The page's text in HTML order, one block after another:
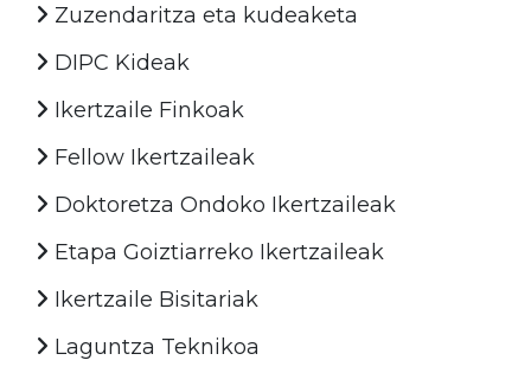
Zuzendaritza eta kudeaketa
DIPC Kideak
Ikertzaile Finkoak
Fellow Ikertzaileak
Doktoretza Ondoko Ikertzaileak
Etapa Goiztiarreko Ikertzaileak
Ikertzaile Bisitariak
Laguntza Teknikoa